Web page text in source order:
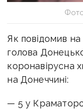
Як повідомив на
голова
коронавірусна
на Донеччині:
— 5 у